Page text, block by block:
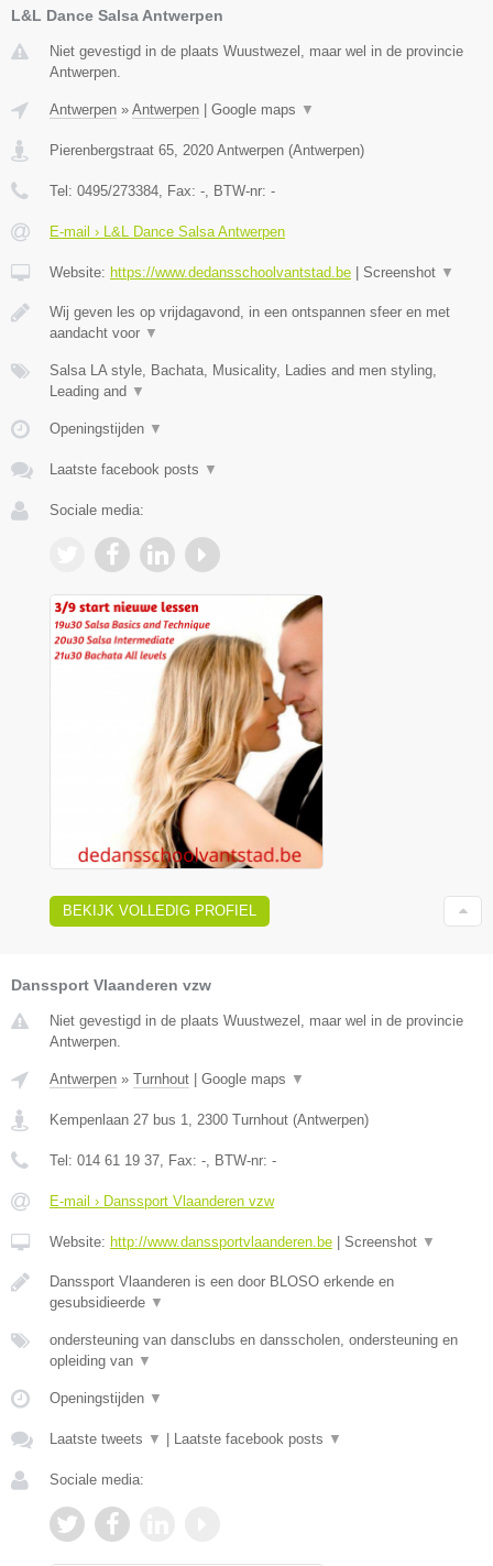
L&L Dance Salsa Antwerpen
Niet gevestigd in de plaats Wuustwezel, maar wel in de provincie
Antwerpen.
Antwerpen » Antwerpen Google maps ▼
Pierenbergstraat 65, 2020 Antwerpen (Antwerpen)
Tel: 0495/273384, Fax: -, BTW-nr: -
E-mail › L&L Dance Salsa Antwerpen
Website: https://www.dedansschoolvantstad.be Screenshot ▼
Wij geven les op vrijdagavond, in een ontspannen sfeer en met
aandacht voor ▼
Salsa LA style, Bachata, Musicality, Ladies and men styling,
Leading and ▼
Openingstijden ▼
Laatste facebook posts ▼
Sociale media:
BEKIJK VOLLEDIG PROFIEL
Danssport Vlaanderen vzw
Niet gevestigd in de plaats Wuustwezel, maar wel in de provincie
Antwerpen.
Antwerpen » Turnhout Google maps ▼
Kempenlaan 27 bus 1 2300 Turnhout (Antwerpen)
Tel: 014 61 19 37 , Fax: - , BTW-nr: -
E-mail › Danssport Vlaanderen vzw
Website: http://www.danssportvlaanderen.be Screenshot ▼
Danssport Vlaanderen is een door BLOSO erkende en
gesubsidieerde ▼
ondersteuning van dansclubs en dansscholen, ondersteuning en
opleiding van ▼
Openingstijden ▼
Laatste tweets ▼ Laatste facebook posts ▼
Sociale media: